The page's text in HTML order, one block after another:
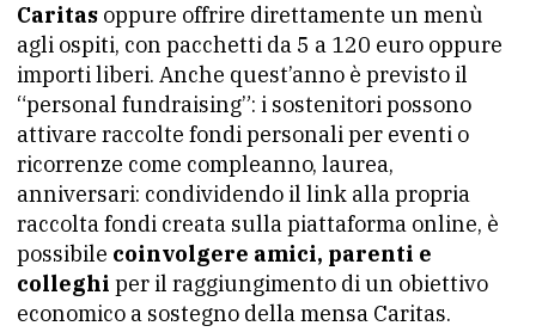
Caritas oppure offrire direttamente un menù
agli ospiti, con pacchetti da 5 a 120 euro oppure
importi liberi. Anche quest’anno è previsto il
“personal fundraising”: i sostenitori possono
attivare raccolte fondi personali per eventi o
ricorrenze come compleanno, laurea,
anniversari: condividendo il link alla propria
raccolta fondi creata sulla piattaforma online, è
possibile coinvolgere amici, parenti e
colleghi per il raggiungimento di un obiettivo
economico a sostegno della mensa Caritas.